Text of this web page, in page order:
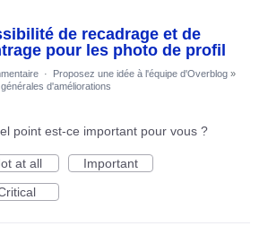
de recadrage et de
pour les photo de profil
· Proposez une idée à l'équipe d'Overblog »
d'améliorations
point est-ce important pour vous ?
at all
Important